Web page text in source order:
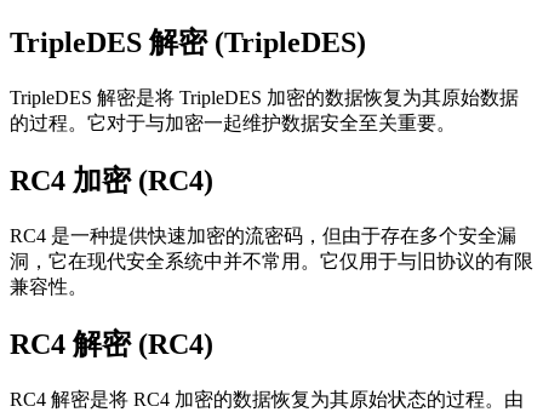
TripleDES 解密 (TripleDES)
TripleDES 解密是将 TripleDES 加密的数据恢复为其原始数据
的过程。它对于与加密一起维护数据安全至关重要。
RC4 加密 (RC4)
RC4 是一种提供快速加密的流密码，但由于存在多个安全漏
洞，它在现代安全系统中并不常用。它仅用于与旧协议的有限
兼容性。
RC4 解密 (RC4)
RC4 解密是将 RC4 加密的数据恢复为其原始状态的过程。由